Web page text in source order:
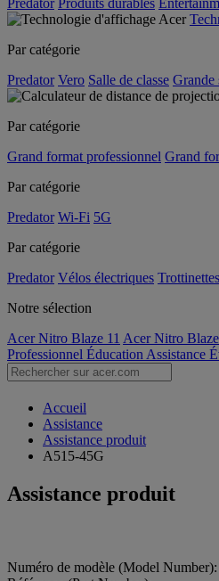
Predator Produits durables
Par catégorie
Predator Vero Salle de classe Grande
Par catégorie
Grand format professionnel Grand
Par catégorie
Predator Wi-Fi 5G
Par catégorie
Predator Vélos électriques
Notre sélection
Acer Nitro Blaze 11 Acer Nitro
Professionnel Éducation Assistance
Accueil
Assistance
Assistance produit
A515-45G
Assistance produit
Numéro de modèle (Model Number):